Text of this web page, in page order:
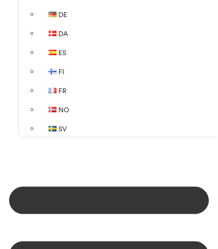
DE
DA
ES
FI
FR
NO
SV